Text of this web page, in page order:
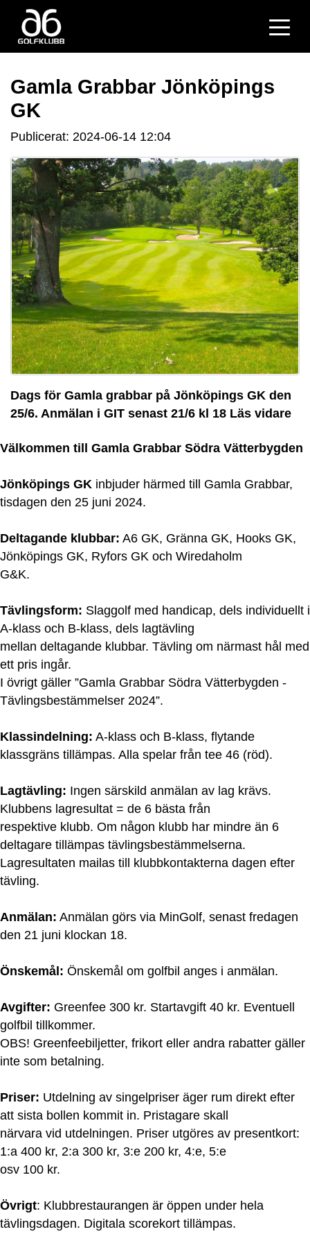
Gamla Grabbar Jönköpings
GK
Publicerat: 2024-06-14 12:04
Dags för Gamla grabbar på Jönköpings GK den
25/6. Anmälan i GIT senast 21/6 kl 18 Läs vidare
Välkommen till Gamla Grabbar Södra Vätterbygden
Jönköpings GK inbjuder härmed till Gamla Grabbar,
tisdagen den 25 juni 2024.
Deltagande klubbar: A6 GK, Gränna GK, Hooks GK,
Jönköpings GK, Ryfors GK och Wiredaholm
G&K.
Tävlingsform: Slaggolf med handicap, dels individuellt i
A-klass och B-klass, dels lagtävling
mellan deltagande klubbar. Tävling om närmast hål med
ett pris ingår.
I övrigt gäller ”Gamla Grabbar Södra Vätterbygden -
Tävlingsbestämmelser 2024”.
Klassindelning: A-klass och B-klass, flytande
klassgräns tillämpas. Alla spelar från tee 46 (röd).
Lagtävling: Ingen särskild anmälan av lag krävs.
Klubbens lagresultat = de 6 bästa från
respektive klubb. Om någon klubb har mindre än 6
deltagare tillämpas tävlingsbestämmelserna.
Lagresultaten mailas till klubbkontakterna dagen efter
tävling.
Anmälan: Anmälan görs via MinGolf, senast fredagen
den 21 juni klockan 18.
Önskemål: Önskemål om golfbil anges i anmälan.
Avgifter: Greenfee 300 kr. Startavgift 40 kr. Eventuell
golfbil tillkommer.
OBS! Greenfeebiljetter, frikort eller andra rabatter gäller
inte som betalning.
Priser: Utdelning av singelpriser äger rum direkt efter
att sista bollen kommit in. Pristagare skall
närvara vid utdelningen. Priser utgöres av presentkort:
1:a 400 kr, 2:a 300 kr, 3:e 200 kr, 4:e, 5:e
osv 100 kr.
Övrigt: Klubbrestaurangen är öppen under hela
tävlingsdagen. Digitala scorekort tillämpas.